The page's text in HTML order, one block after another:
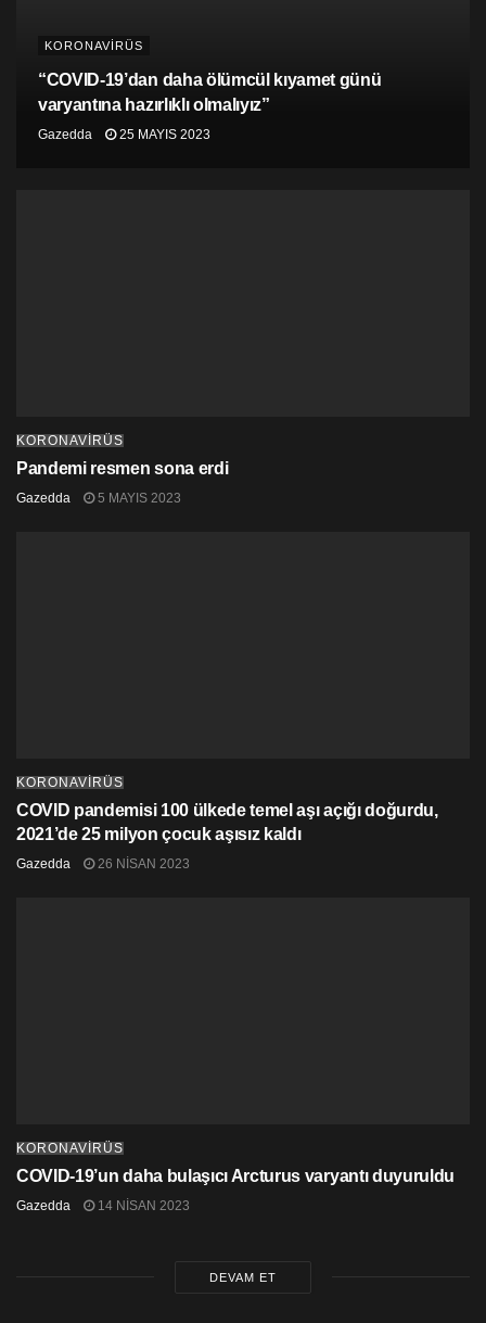
biraraya gelmesine aracılık etti. Etkinlikte yine kimsenin
maske takmadığı gözlemlendi.
KORONAVİRÜS
“COVID-19’dan daha ölümcül kıyamet günü
varyantına hazırlıklı olmalıyız”
Gazedda 25 MAYIS 2023
KORONAVİRÜS
Pandemi resmen sona erdi
Gazedda 5 MAYIS 2023
KORONAVİRÜS
COVID pandemisi 100 ülkede temel aşı açığı doğurdu,
2021’de 25 milyon çocuk aşısız kaldı
Gazedda 26 NISAN 2023
KORONAVİRÜS
COVID-19’un daha bulaşıcı Arcturus varyantı duyuruldu
Gazedda 14 NISAN 2023
DEVAM ET